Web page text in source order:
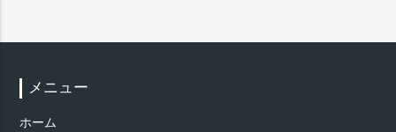
メニュー
ホーム